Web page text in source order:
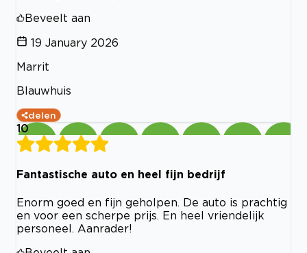
Beveelt aan
19 January 2026
Marrit
Blauwhuis
delen
10
Fantastische auto en heel fijn bedrijf
Enorm goed en fijn geholpen. De auto is prachtig
en voor een scherpe prijs. En heel vriendelijk
personeel. Aanrader!